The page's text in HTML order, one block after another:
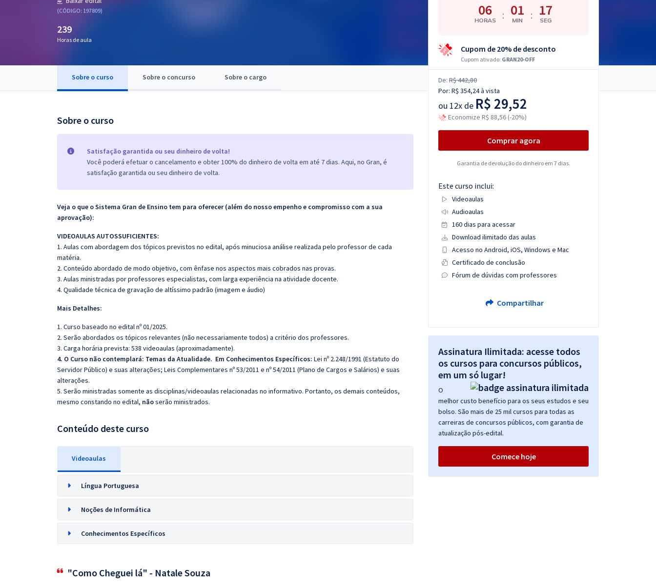
Conteúdo gratuito
(CÓDIGO: 197809)
239
Horas de aula
Sobre o curso Sobre o concurso Sobre o cargo
Sobre o curso
Satisfação garantida ou seu dinheiro de volta!
Você poderá efetuar o cancelamento e obter 100% do dinheiro de volta em até 7 dias. Aqui, no Gran, é
satisfação garantida ou seu dinheiro de volta.
Veja o que o Sistema Gran de Ensino tem para oferecer (além do nosso empenho e compromisso com a sua
aprovação):
VIDEOAULAS AUTOSSUFICIENTES:
1. Aulas com abordagem dos tópicos previstos no edital, após minuciosa análise realizada pelo professor de cada
matéria.
2. Conteúdo abordado de modo objetivo, com ênfase nos aspectos mais cobrados nas provas.
3. Aulas ministradas por professores especialistas, com larga experiência na atividade docente.
4. Qualidade técnica de gravação de altíssimo padrão (imagem e áudio)
Mais Detalhes:
1. Curso baseado no edital nº 01/2025.
2. Serão abordados os tópicos relevantes (não necessariamente todos) a critério dos professores.
3. Carga horária prevista: 538 videoaulas (aproximadamente).
4. O Curso não contemplará: Temas da Atualidade. Em Conhecimentos Específicos: Lei nº 2.248/1991 (Estatuto do
Servidor Público) e suas alterações; Leis Complementares nº 53/2011 e nº 54/2011 (Plano de Cargos e Salários) e suas
alterações.
5. Serão ministradas somente as disciplinas/videoaulas relacionadas no informativo. Portanto, os demais conteúdos,
mesmo constando no edital, nãoserão ministrados.
Conteúdo deste curso
Videoaulas
Língua Portuguesa
Noções de Informática
Conhecimentos Específicos
"Como Cheguei lá" - Natale Souza
06
HORAS : 01
MIN : 16
SEG
Cupom de 20% de desconto
Cupom ativado: GRAN20-OFF
De: R$ 442,80
Por: R$ 354,24à vista
ou 12x de R$ 29,52
Economize R$ 88,56 (-20%)
Comprar agora
Garantia de devolução do dinheiro em 7 dias.
Este curso inclui:
Videoaulas
Audioaulas
160 dias para acessar
Download ilimitado das aulas
Acesso no Android, iOS, Windows e Mac
Certificado de conclusão
Fórum de dúvidas com professores
Compartilhar
Assinatura Ilimitada: acesse todos
os cursos para concursos públicos,
em um só lugar!
O
melhor custo benefício para os seus estudos e seu
bolso. São mais de 25 mil cursos para todas as
carreiras de concursos públicos, com garantia de
atualização pós-edital.
Comece hoje